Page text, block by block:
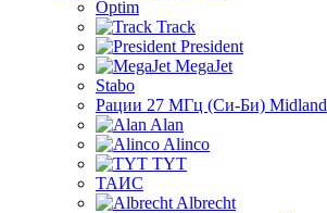
Optim
Track
President
MegaJet
Stabo
Рации 27 МГц (Си-Би) Midland
Alan
Alinco
TYT
ТАИС
Albrecht